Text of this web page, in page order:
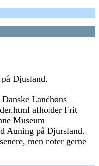
Djusland.
Landhøns
afholder Frit
Museum
Auning på Djursland.
men noter gerne